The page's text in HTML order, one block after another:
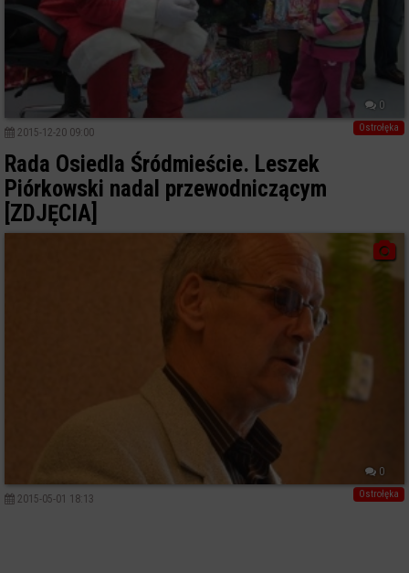
0
Ostrołęka
2015-12-20 09:00
Rada Osiedla Śródmieście. Leszek
Piórkowski nadal przewodniczącym
[ZDJĘCIA]
0
Ostrołęka
2015-05-01 18:13